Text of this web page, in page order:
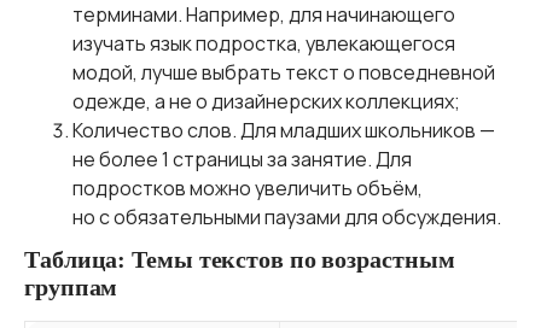
терминами. Например, для начинающего
изучать язык подростка, увлекающегося
модой, лучше выбрать текст о повседневной
одежде, а не о дизайнерских коллекциях;
Количество слов. Для младших школьников —
не более 1 страницы за занятие. Для
подростков можно увеличить объём,
но с обязательными паузами для обсуждения.
Таблица: Темы текстов по возрастным
группам